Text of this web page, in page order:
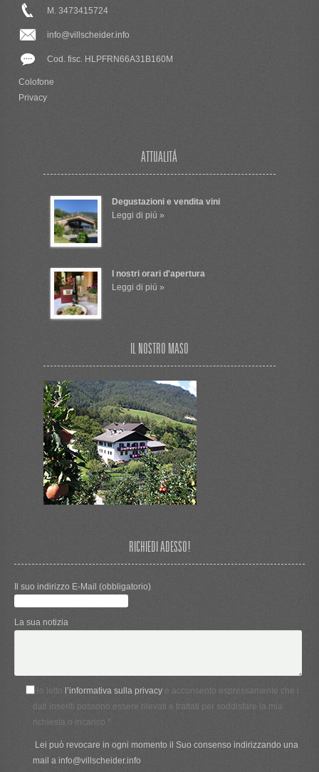
M. 3473415724
info@villscheider.info
Cod. fisc. HLPFRN66A31B160M
Colofone
Privacy
ATTUALITÁ
Degustazioni e vendita vini
Leggi di piú »
I nostri orari d'apertura
Leggi di piú »
IL NOSTRO MASO
RICHIEDI ADESSO!
Il suo indirizzo E-Mail (obbligatorio)
La sua notizia
Ho letto l’informativa sulla privacy e acconsento espressamente che i
dati inseriti possono essere rilevati e trattati per soddisfare la mia
richiesta o incarico.*
Lei può revocare in ogni momento il Suo consenso indirizzando una
mail a info@villscheider.info